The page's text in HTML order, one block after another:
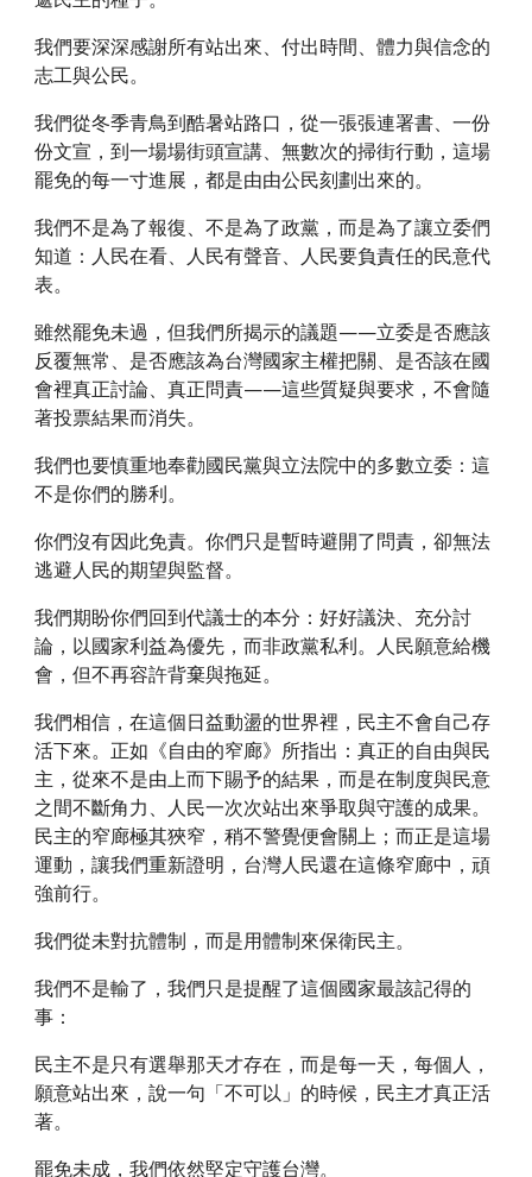
我們要深深感謝所有站出來、付出時間、體力與信念的
志工與公民。
我們從冬季青鳥到酷暑站路口，從一張張連署書、一份
份文宣，到一場場街頭宣講、無數次的掃街行動，這場
罷免的每一寸進展，都是由由公民刻劃出來的。
我們不是為了報復、不是為了政黨，而是為了讓立委們
知道：人民在看、人民有聲音、人民要負責任的民意代
表。
雖然罷免未過，但我們所揭示的議題——立委是否應該
反覆無常、是否應該為台灣國家主權把關、是否該在國
會裡真正討論、真正問責——這些質疑與要求，不會隨
著投票結果而消失。
我們也要慎重地奉勸國民黨與立法院中的多數立委：這
不是你們的勝利。
你們沒有因此免責。你們只是暫時避開了問責，卻無法
逃避人民的期望與監督。
我們期盼你們回到代議士的本分：好好議決、充分討
論，以國家利益為優先，而非政黨私利。人民願意給機
會，但不再容許背棄與拖延。
我們相信，在這個日益動盪的世界裡，民主不會自己存
活下來。正如《自由的窄廊》所指出：真正的自由與民
主，從來不是由上而下賜予的結果，而是在制度與民意
之間不斷角力、人民一次次站出來爭取與守護的成果。
民主的窄廊極其狹窄，稍不警覺便會關上；而正是這場
運動，讓我們重新證明，台灣人民還在這條窄廊中，頑
強前行。
我們從未對抗體制，而是用體制來保衛民主。
我們不是輸了，我們只是提醒了這個國家最該記得的
事：
民主不是只有選舉那天才存在，而是每一天，每個人，
願意站出來，說一句「不可以」的時候，民主才真正活
著。
罷免未成，我們依然堅定守護台灣。